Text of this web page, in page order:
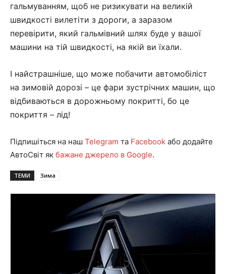
гальмуванням, щоб не ризикувати на великій
швидкості вилетіти з дороги, а заразом
перевірити, який гальмівний шлях буде у вашої
машини на тій швидкості, на якій ви їхали.
І найстрашніше, що може побачити автомобіліст
на зимовій дорозі – це фари зустрічних машин, що
відбиваються в дорожньому покритті, бо це
покриття – лід!
Підпишіться на наш Telegram та Facebook або додайте
АвтоСвіт як бажане джерело в Google.
ТЕМИ Зима